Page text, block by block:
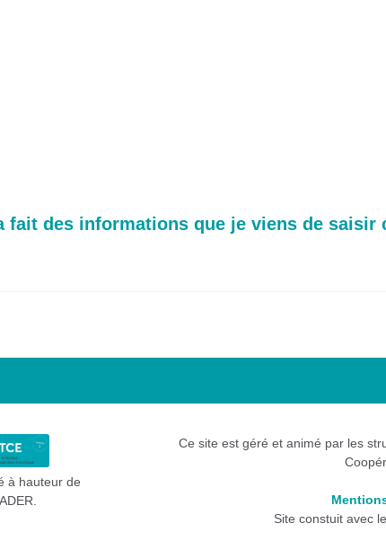
des informations que je viens de saisir
à hauteur de
Ce site est géré et animé par les
Site constuit avec